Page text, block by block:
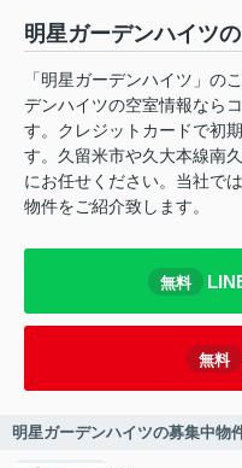
明星ガーデンハイツ
「明星ガーデンハイツ」の
デンハイツの空室情報なら
す。クレジットカードで初
す。久留米市や久大本線南
にお任せください。当社で
物件をご紹介致します。
無料
無料
明星ガーデンハイツの募集中物